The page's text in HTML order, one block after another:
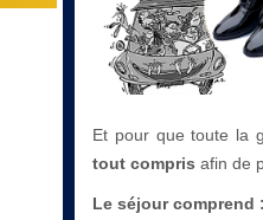
Et pour que toute la
tout compris afin de
Le séjour comprend :